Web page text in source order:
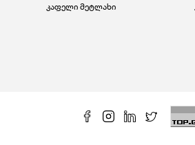
კაფელი მეტლახი